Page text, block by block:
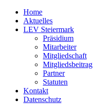
Home
Aktuelles
LEV Steiermark
Präsidium
Mitarbeiter
Mitgliedschaft
Mitgliedsbeitrag
Partner
Statuten
Kontakt
Datenschutz